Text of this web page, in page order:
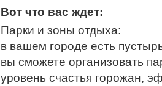
Вот что вас ждет:
Парки и зоны отдыха:
в вашем городе есть
вы сможете организовать
уровень счастья горожан,